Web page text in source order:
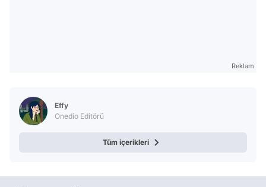
Reklam
Effy
Onedio Editörü
Tüm içerikleri